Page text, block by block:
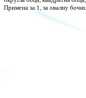
Примена за 1, за овалну